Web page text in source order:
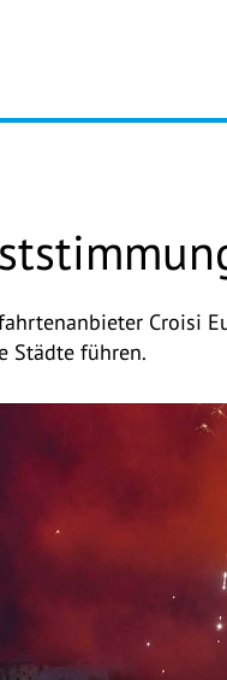
Croisi
Städte führen.